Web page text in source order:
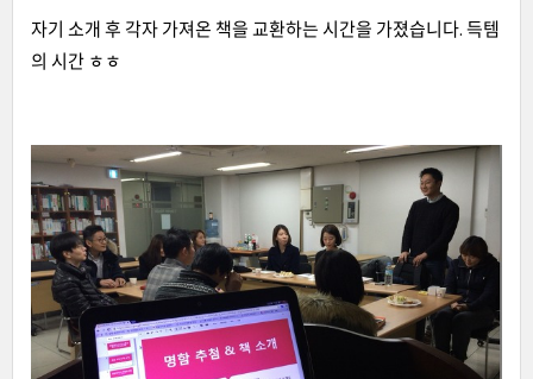
자기 소개 후 각자 가져온 책을 교환하는 시간을 가졌습니다. 득템
의 시간 ㅎㅎ